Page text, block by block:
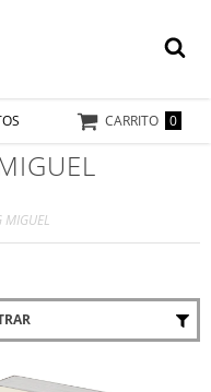
CARRITO 0
MIGUEL